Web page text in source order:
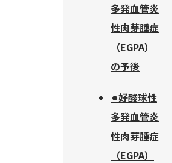
多発血管炎
性肉芽腫症
（EGPA）
の予後
⚫︎好酸球性
多発血管炎
性肉芽腫症
（EGPA）